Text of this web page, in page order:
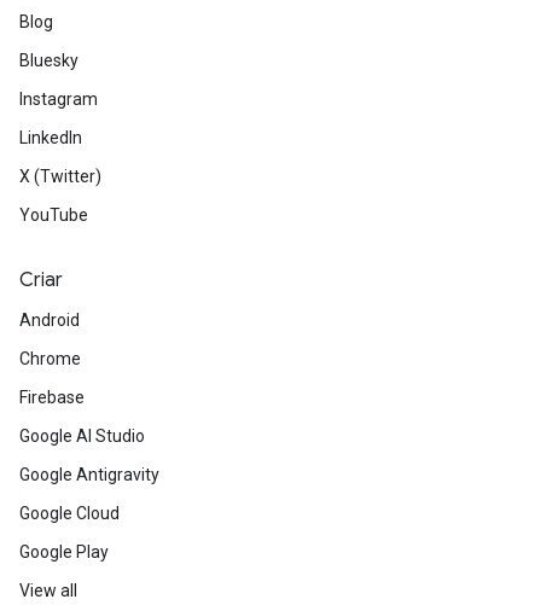
Blog
Bluesky
Instagram
LinkedIn
X (Twitter)
YouTube
Criar
Android
Chrome
Firebase
Google AI Studio
Google Antigravity
Google Cloud
Google Play
View all